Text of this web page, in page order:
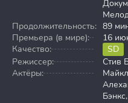
Продолжительность: 89
Премьера (в мире):
16
Качество:
SD
Режиссер:
Стив
Актёры: